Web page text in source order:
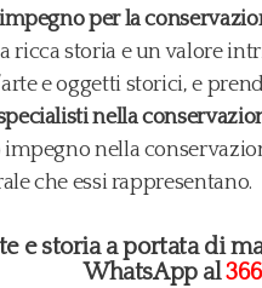
per la
ricca storia e un valore
e oggetti storici, e
nella
impegno nella
che essi rappresentano.
e storia a portata di
WhatsApp al